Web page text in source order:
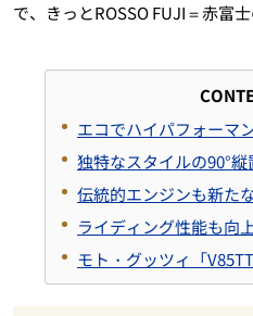
で、きっとROSSO FUJI＝赤富
エコでハイパフォーマ
独特なスタイルの90°
伝統的エンジンも新た
ライディング性能も向
モト・グッツィ「